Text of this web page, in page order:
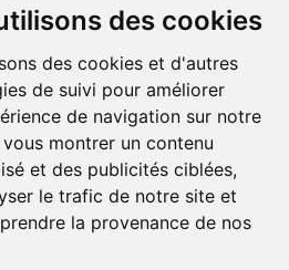
des cookies
des cookies et d'autres
de suivi pour améliorer
de navigation sur notre
montrer un contenu
et des publicités ciblées,
le trafic de notre site et
la provenance de nos
les droits sont réservés.